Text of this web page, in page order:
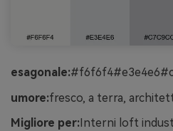
esagonale:
umore:fresco, a terra,
Migliore per: Interni loft